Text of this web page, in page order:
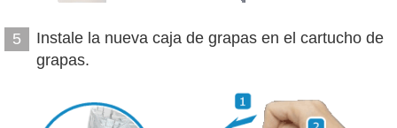
5
Instale la nueva caja de grapas en el cartucho de
grapas.